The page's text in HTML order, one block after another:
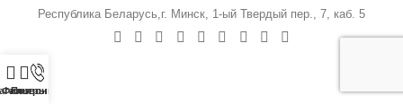
Республика Беларусь,г. Минск, 1-ый Твердый пер., 7, каб. 5
Фильтры
Позвонить